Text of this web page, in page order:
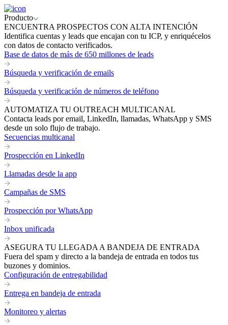
Producto
ENCUENTRA PROSPECTOS CON ALTA INTENCIÓN
Identifica cuentas y leads que encajan con tu ICP, y enriquécelos
con datos de contacto verificados.
Base de datos de más de 650 millones de leads
Búsqueda y verificación de emails
Búsqueda y verificación de números de teléfono
AUTOMATIZA TU OUTREACH MULTICANAL
Contacta leads por email, LinkedIn, llamadas, WhatsApp y SMS
desde un solo flujo de trabajo.
Secuencias multicanal
Prospección en LinkedIn
Llamadas desde la app
Campañas de SMS
Prospección por WhatsApp
Inbox unificada
ASEGURA TU LLEGADA A BANDEJA DE ENTRADA
Fuera del spam y directo a la bandeja de entrada en todos tus
buzones y dominios.
Configuración de entregabilidad
Entrega en bandeja de entrada
Monitoreo y alertas